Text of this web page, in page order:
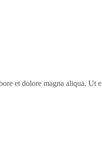
et dolore magna aliqua.